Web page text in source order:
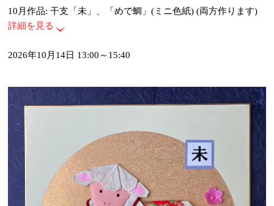
10月作品: 干支「未」、「めで鯛」(ミニ色紙) (両方作ります)
詳細を見る
2026年10月14日 13:00～15:40